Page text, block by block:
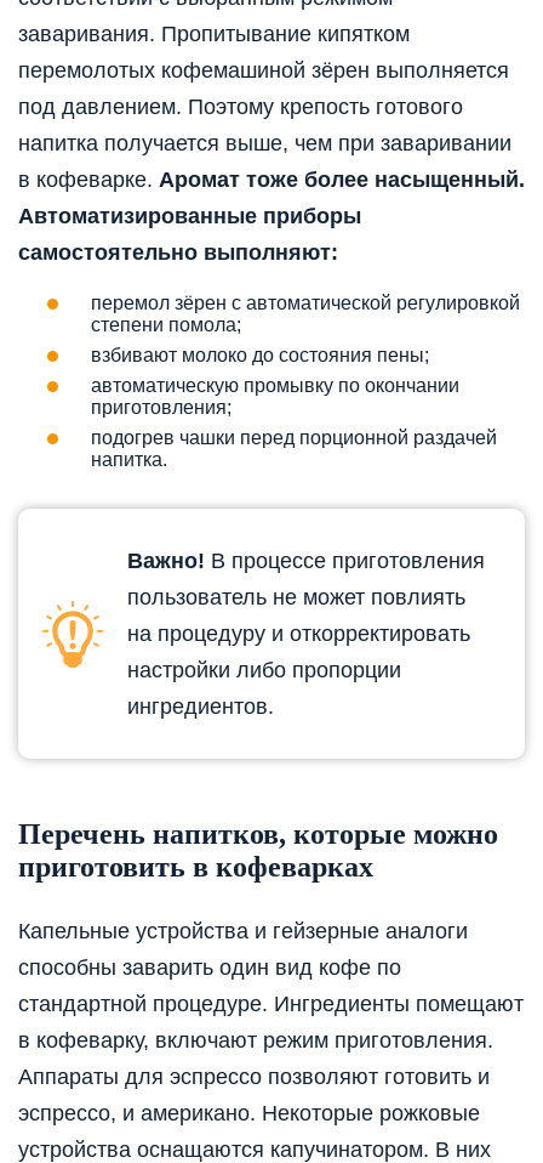
заваривания. Пропитывание кипятком
перемолотых кофемашиной зёрен выполняется
под давлением. Поэтому крепость готового
напитка получается выше, чем при заваривании
в кофеварке. Аромат тоже более насыщенный.
Автоматизированные приборы
самостоятельно выполняют:
перемол зёрен с автоматической регулировкой
степени помола;
взбивают молоко до состояния пены;
автоматическую промывку по окончании
приготовления;
подогрев чашки перед порционной раздачей
напитка.
Важно! В процессе приготовления
пользователь не может повлиять
на процедуру и откорректировать
настройки либо пропорции
ингредиентов.
Перечень напитков, которые можно
приготовить в кофеварках
Капельные устройства и гейзерные аналоги
способны заварить один вид кофе по
стандартной процедуре. Ингредиенты помещают
в кофеварку, включают режим приготовления.
Аппараты для эспрессо позволяют готовить и
эспрессо, и американо. Некоторые рожковые
устройства оснащаются капучинатором. В них